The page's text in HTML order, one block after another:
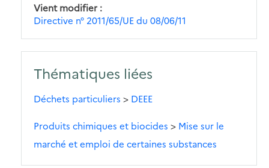
Vient modifier
Directive n° 2011/65/UE du 08/06/11
Thématiques liées
Déchets particuliers > DEEE
Produits chimiques et biocides > Mise sur le
marché et emploi de certaines substances